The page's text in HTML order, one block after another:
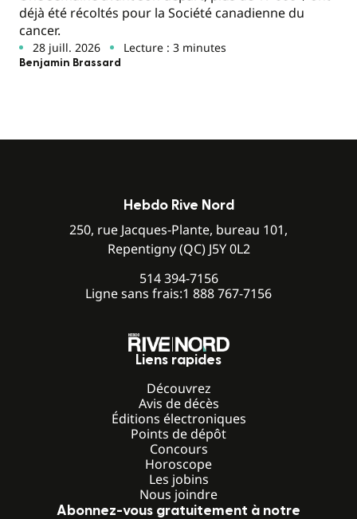
déjà été récoltés pour la Société canadienne du
cancer.
28 juill. 2026 Lecture : 3 minutes
Benjamin Brassard
Hebdo Rive Nord
250, rue Jacques-Plante, bureau 101,
Repentigny (QC) J5Y 0L2
514 394-7156
Ligne sans frais:1 888 767-7156
Liens rapides
Découvrez
Avis de décès
Éditions électroniques
Points de dépôt
Concours
Horoscope
Les jobins
Nous joindre
Abonnez-vous gratuitement à notre